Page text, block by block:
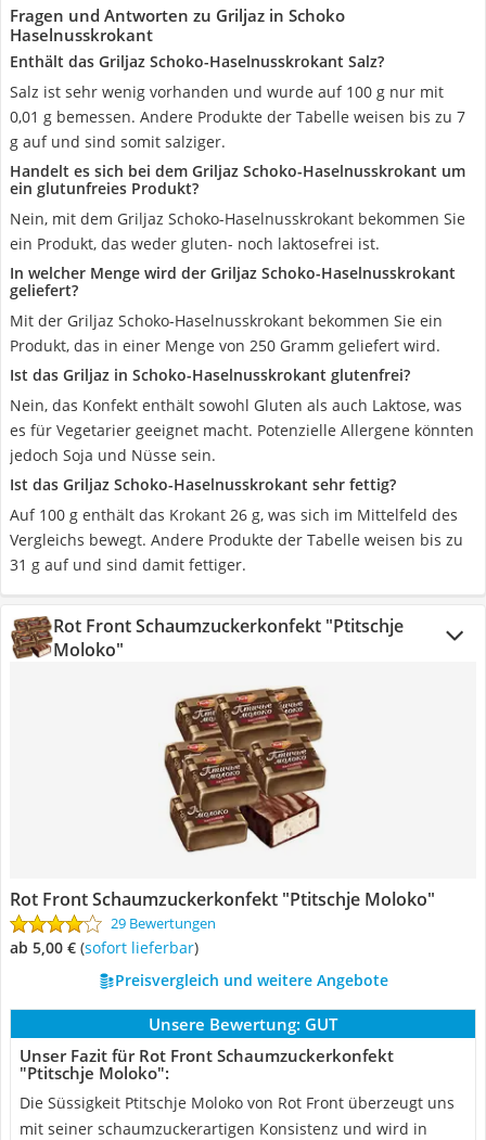
Fragen und Antworten zu Griljaz in Schoko
Haselnusskrokant
Enthält das Griljaz Schoko-Haselnusskrokant Salz?
Salz ist sehr wenig vorhanden und wurde auf 100 g nur mit
0,01 g bemessen. Andere Produkte der Tabelle weisen bis zu 7
g auf und sind somit salziger.
Handelt es sich bei dem Griljaz Schoko-Haselnusskrokant um
ein glutunfreies Produkt?
Nein, mit dem Griljaz Schoko-Haselnusskrokant bekommen Sie
ein Produkt, das weder gluten- noch laktosefrei ist.
In welcher Menge wird der Griljaz Schoko-Haselnusskrokant
geliefert?
Mit der Griljaz Schoko-Haselnusskrokant bekommen Sie ein
Produkt, das in einer Menge von 250 Gramm geliefert wird.
Ist das Griljaz in Schoko-Haselnusskrokant glutenfrei?
Nein, das Konfekt enthält sowohl Gluten als auch Laktose, was
es für Vegetarier geeignet macht. Potenzielle Allergene könnten
jedoch Soja und Nüsse sein.
Ist das Griljaz Schoko-Haselnusskrokant sehr fettig?
Auf 100 g enthält das Krokant 26 g, was sich im Mittelfeld des
Vergleichs bewegt. Andere Produkte der Tabelle weisen bis zu
31 g auf und sind damit fettiger.
Rot Front Schaumzuckerkonfekt "Ptitschje
Moloko"
Rot Front Schaumzuckerkonfekt "Ptitschje Moloko"
29 Bewertungen
ab 5,00 € ( Sofort lieferbar)
Preisvergleich und weitere Angebote
Unsere Bewertung: GUT
Unser Fazit für Rot Front Schaumzuckerkonfekt
"Ptitschje Moloko":
Die Süssigkeit Ptitschje Moloko von Rot Front überzeugt uns
mit seiner schaumzuckerartigen Konsistenz und wird in